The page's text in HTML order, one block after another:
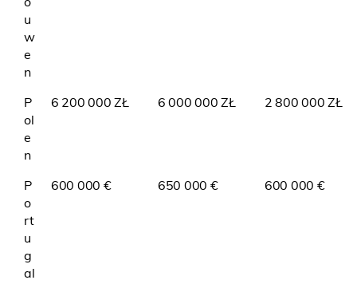
u
w
e
n
P
ol
e
n
6 200 000 ZŁ 6 000 000 ZŁ 2 800 000 ZŁ
P
o
rt
u
g
al
600 000 € 650 000 € 600 000 €